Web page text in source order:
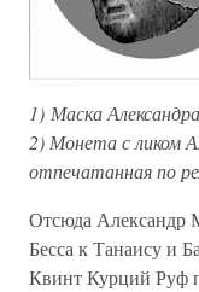
1) Маска
2) Монета с ликом
отпечатанная по
Отсюда Александр
Бесса к Танаису и
Квинт Курций Руф